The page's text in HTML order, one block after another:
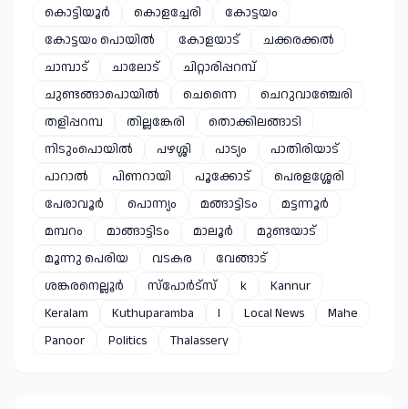
കൊട്ടിയൂർ
കൊളച്ചേരി
കോട്ടയം
കോട്ടയം പൊയിൽ
കോളയാട്
ചക്കരക്കൽ
ചാമ്പാട്
ചാലോട്
ചിറ്റാരിപ്പറമ്പ്
ചുണ്ടങ്ങാപൊയിൽ
ചെന്നൈ
ചെറുവാഞ്ചേരി
തളിപ്പറമ്പ
തില്ലങ്കേരി
തൊക്കിലങ്ങാടി
നിടുംപൊയിൽ
പഴശ്ശി പാട്യം
പാതിരിയാട്
പാറാൽ
പിണറായി പൂക്കോട്
പെരളശ്ശേരി
പേരാവൂർ
പൊന്ന്യം മങ്ങാട്ടിടം
മട്ടന്നൂർ
മമ്പറം
മാങ്ങാട്ടിടം മാലൂർ
മുണ്ടയാട്
മൂന്നു പെരിയ
വടകര
വേങ്ങാട്
ശങ്കരനെല്ലൂർ
സ്പോർട്സ് k
Kannur
Keralam
Kuthuparamba l Local News
Mahe
Panoor
Politics Thalassery